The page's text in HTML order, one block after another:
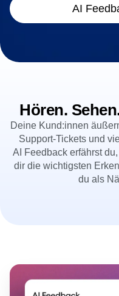
Amplitude MCP
Agent Analytics
Aktion
Guides and Surveys
Feature
Web Experimentation
Feature Management
Activation
B2B
E-Commerce
Anwendungsfall
Akquise
Kundenbindung
Monetarisierung
Team
Enterprise
Ressourcen
Blog
Glossar
Wissens-Hub
Verbinden
Community
Veranstaltungen
Kund:innen
Tools
Benchmarks
Prompt-Bibliothek
Login
AI
Hören.
Deine Kund:innen
Support-Tickets und
AI Feedback erfährst
dir die wichtigsten
du als